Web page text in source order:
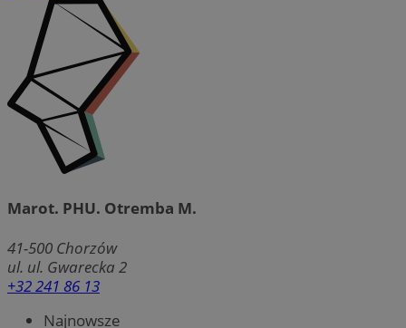
Marot. PHU. Otremba M.
41-500 Chorzów
ul. ul. Gwarecka 2
+32 241 86 13
Najnowsze